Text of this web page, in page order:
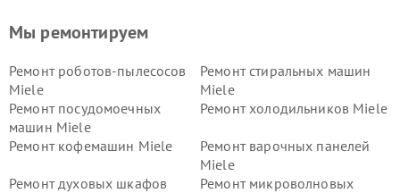
Мы ремонтируем
Ремонт роботов-пылесосов
Miele
Ремонт стиральных машин
Miele
Ремонт посудомоечных
машин Miele
Ремонт холодильников Miele
Ремонт кофемашин Miele
Ремонт варочных панелей
Miele
Ремонт духовых шкафов
Ремонт микроволновых